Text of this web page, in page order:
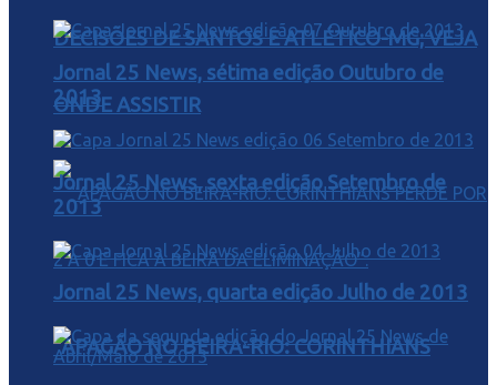
DECISÕES DE SANTOS E ATLÉTICO-MG; VEJA
ONDE ASSISTIR
“APAGÃO NO BEIRA-RIO: CORINTHIANS
Jornal 25 News, sétima edição Outubro de
2013
Jornal 25 News, sexta edição Setembro de
2013
Jornal 25 News, quarta edição Julho de 2013